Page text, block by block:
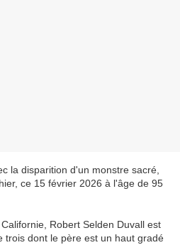
la disparition d'un monstre sacré,
ce 15 février 2026 à l'âge de 95
Robert Selden Duvall est
trois dont le père est un haut gradé